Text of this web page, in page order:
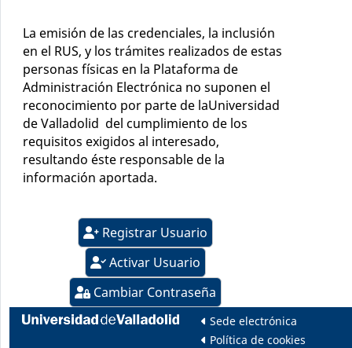
La emisión de las credenciales, la inclusión
en el RUS, y los trámites realizados de estas
personas físicas en la Plataforma de
Administración Electrónica no suponen el
reconocimiento por parte de laUniversidad
de Valladolid del cumplimiento de los
requisitos exigidos al interesado,
resultando éste responsable de la
información aportada.
Registrar Usuario
Activar Usuario
Cambiar Contraseña
Modificar Datos Sede electrónica
Política de cookies